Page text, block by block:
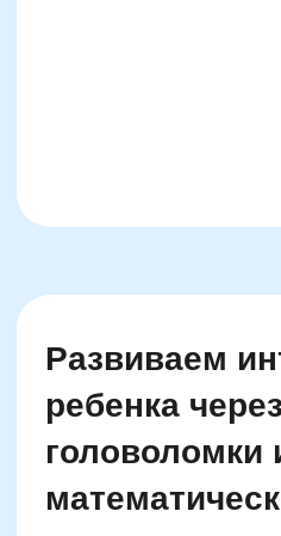
увеличивается скорость счета,
особенно критично в возрасте 4–8
формируются базовые связи
когнитивными и эмоциональными
мозга. Именно в этот период
числовые задания выступают
“соединительным мостом” между
интересного, живого и